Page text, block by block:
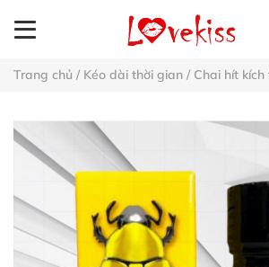
Trang chủ / Kéo dài thời gian / Chai hít